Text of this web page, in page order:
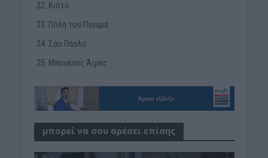
Κιότο
Πόλη του Παναμά
Σάο Πάολο
Μπουένος Άιρες
μπορεί να σου αρέσει επίσης